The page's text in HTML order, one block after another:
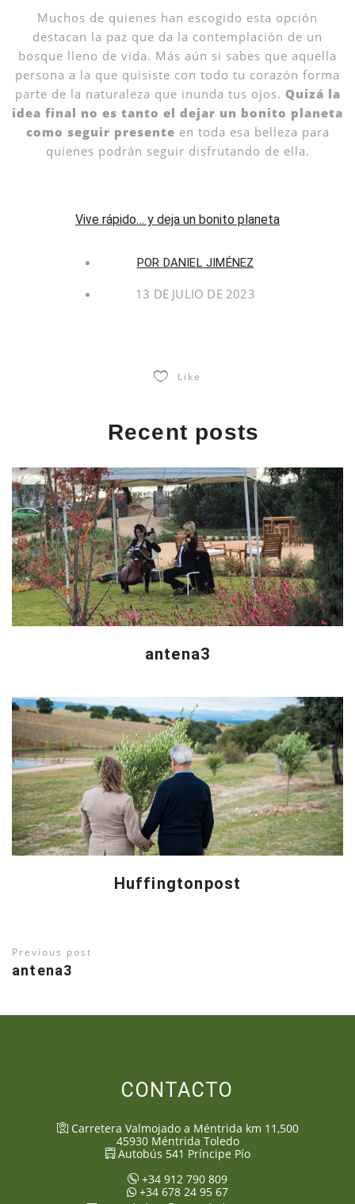
Muchos de quienes han escogido esta opción
destacan la paz que da la contemplación de un
bosque lleno de vida. Más aún si sabes que aquella
persona a la que quisiste con todo tu corazón forma
parte de la naturaleza que inunda tus ojos. Quizá la
idea final no es tanto el dejar un bonito planeta
como seguir presente en toda esa belleza para
quienes podrán seguir disfrutando de ella.
Vive rápido… y deja un bonito planeta
POR DANIEL JIMÉNEZ
13 DE JULIO DE 2023
Like
Recent posts
antena3
Huffingtonpost
Previous post
antena3
CONTACTO
Carretera Valmojado a Méntrida km 11,500
45930 Méntrida Toledo
Autobús 541 Príncipe Pío
+34 912 790 809
+34 678 24 95 67